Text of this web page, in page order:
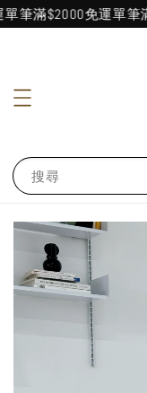
筆滿$2000免運單筆
搜尋